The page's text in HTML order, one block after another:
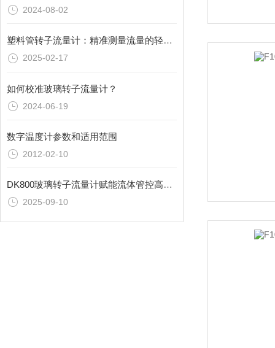
2024-08-02
塑料管转子流量计：精准测量流量的轻便解决方案
2025-02-17
如何校准玻璃转子流量计？
2024-06-19
数字温度计参数和适用范围
2012-02-10
DK800玻璃转子流量计赋能流体管控高效升级
2025-09-10